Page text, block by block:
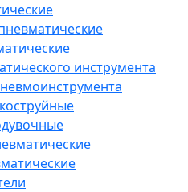
инструмента